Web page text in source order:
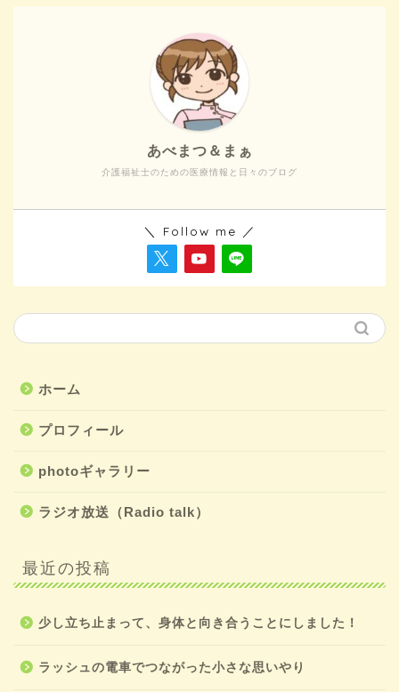
介護福祉士のための医療情報と日々のブログ
あべまつ＆まぁ
＼ Follow me ／
ホーム
プロフィール
photoギャラリー
ラジオ放送（Radio talk）
最近の投稿
少し立ち止まって、身体と向き合うことにしました！
ラッシュの電車でつながった小さな思いやり